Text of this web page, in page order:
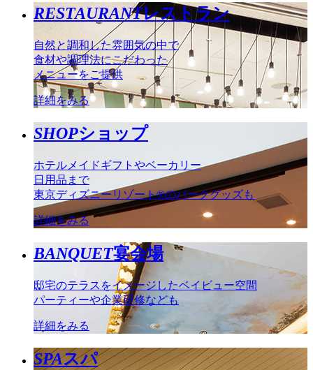
RESTAURANTレストラン
自然と調和した雰囲気の中で
食材や調理法にこだわった
メニューをご提供
詳細をみる
SHOPショップ
ホテルメイドギフトやベーカリー
日用品まで
東京ディズニーリゾート®のパークグッズも
詳細をみる
BANQUET宴会場
邸宅のテラスをイメージしたベイビュー空間
パーティーや企業研修なども
詳細をみる
SPAスパ